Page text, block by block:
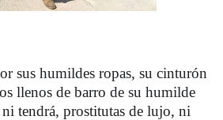
sus humildes ropas, su cinturón
llenos de barro de su humilde
tendrá, prostitutas de lujo, ni